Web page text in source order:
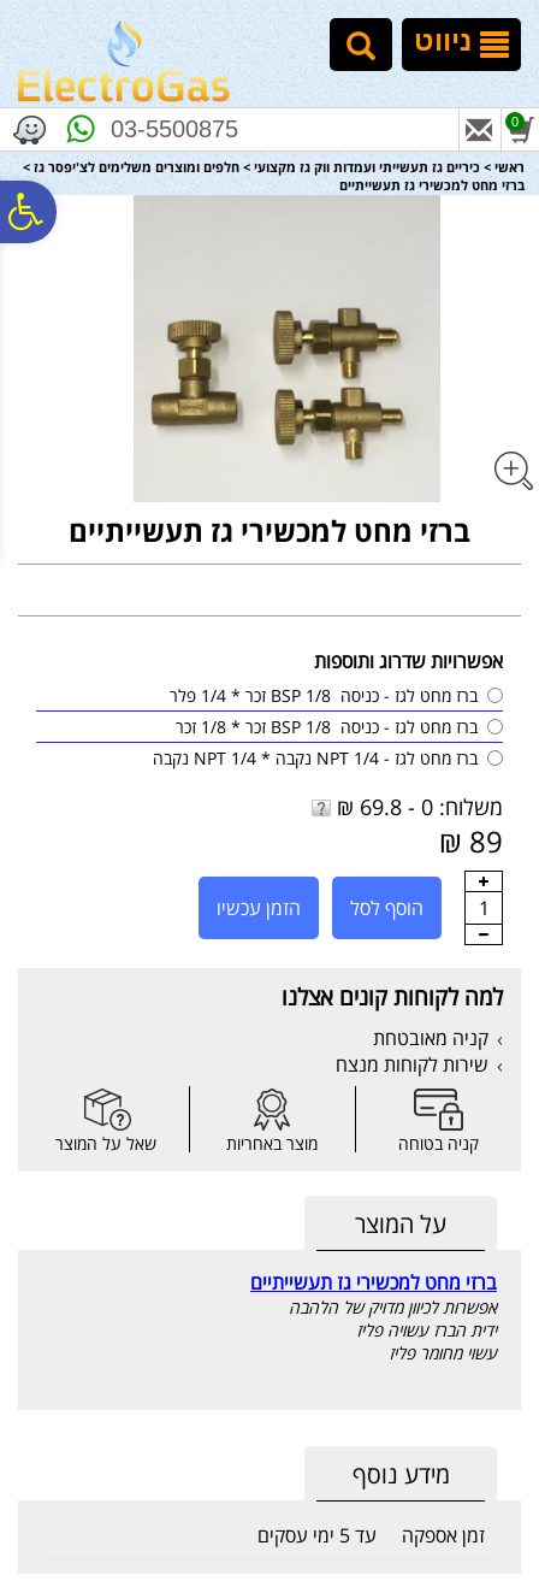
נגישות
אתר
המרכזי
ניווט
03-5500875 0
ראשי > כיריים גז תעשייתי ועמדות ווק גז מקצועי > חלפים ומוצרים משלימים לצ'יפסר גז >
ברזי מחט למכשירי גז תעשייתיים
ברזי מחט למכשירי גז תעשייתיים
אפשרויות שדרוג ותוספות
ברז מחט לגז - כניסה 1/8 BSP זכר * 1/4 פלר
ברז מחט לגז - כניסה 1/8 BSP זכר * 1/8 זכר
ברז מחט לגז - 1/4 NPT נקבה * 1/4 NPT נקבה
משלוח: 0 - 69.8 ₪
89 ₪
1 הוסף לסל הזמן עכשיו
למה לקוחות קונים אצלנו
קניה מאובטחת
שירות לקוחות מנצח
קניה בטוחה מוצר באחריות שאל על המוצר
על המוצר
ברזי מחט למכשירי גז תעשייתיים
אפשרות לכיוון מדויק של הלהבה
ידית הברז עשויה פליז
עשוי מחומר פליז
מידע נוסף
זמן אספקה עד 5 ימי עסקים